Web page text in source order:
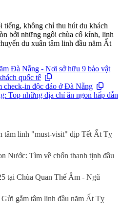
không chỉ thu hút du khách
bởi những ngôi chùa cổ kính, linh
du xuân tâm linh đầu năm Ất
Đà Nẵng - Nơi sở hữu 9 bảo vật
quốc tế
in độc đáo ở Đà Nẵng
Top những địa chỉ ăn ngon hấp dẫn
tâm linh "must-visit" dịp Tết Ất Tỵ
Nước: Tìm về chốn thanh tịnh đầu
tại Chùa Quan Thế Âm - Ngũ
gắm tâm linh đầu năm Ất Tỵ